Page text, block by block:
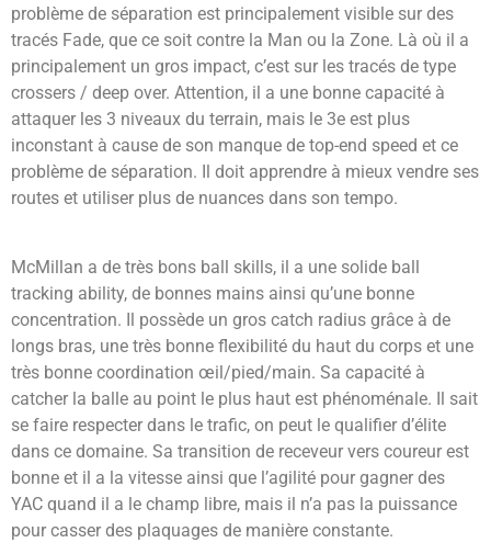
problème de séparation est principalement visible sur des
tracés Fade, que ce soit contre la Man ou la Zone. Là où il a
principalement un gros impact, c’est sur les tracés de type
crossers / deep over. Attention, il a une bonne capacité à
attaquer les 3 niveaux du terrain, mais le 3e est plus
inconstant à cause de son manque de top-end speed et ce
problème de séparation. Il doit apprendre à mieux vendre ses
routes et utiliser plus de nuances dans son tempo.
McMillan a de très bons ball skills, il a une solide ball
tracking ability, de bonnes mains ainsi qu’une bonne
concentration. Il possède un gros catch radius grâce à de
longs bras, une très bonne flexibilité du haut du corps et une
très bonne coordination œil/pied/main. Sa capacité à
catcher la balle au point le plus haut est phénoménale. Il sait
se faire respecter dans le trafic, on peut le qualifier d’élite
dans ce domaine. Sa transition de receveur vers coureur est
bonne et il a la vitesse ainsi que l’agilité pour gagner des
YAC quand il a le champ libre, mais il n’a pas la puissance
pour casser des plaquages de manière constante.